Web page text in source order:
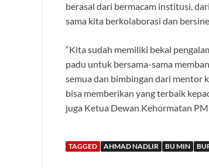
berasal dari bermacam institusi,
sama kita berkolaborasi dan
“Kita sudah memiliki bekal
padu untuk bersama-sama
semua dan bimbingan dari mentor
bisa memberikan yang terbaik
juga Ketua Dewan Kehormatan
TAGGED AHMAD NADLIR BU MIN